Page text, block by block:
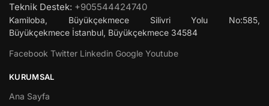
Teknik Destek: +905544424740
Kamiloba, Büyükçekmece Silivri Yolu No:585,
Büyükçekmece İstanbul, Büyükçekmece 34584
Facebook Twitter Linkedin Google Youtube
KURUMSAL
Ana Sayfa